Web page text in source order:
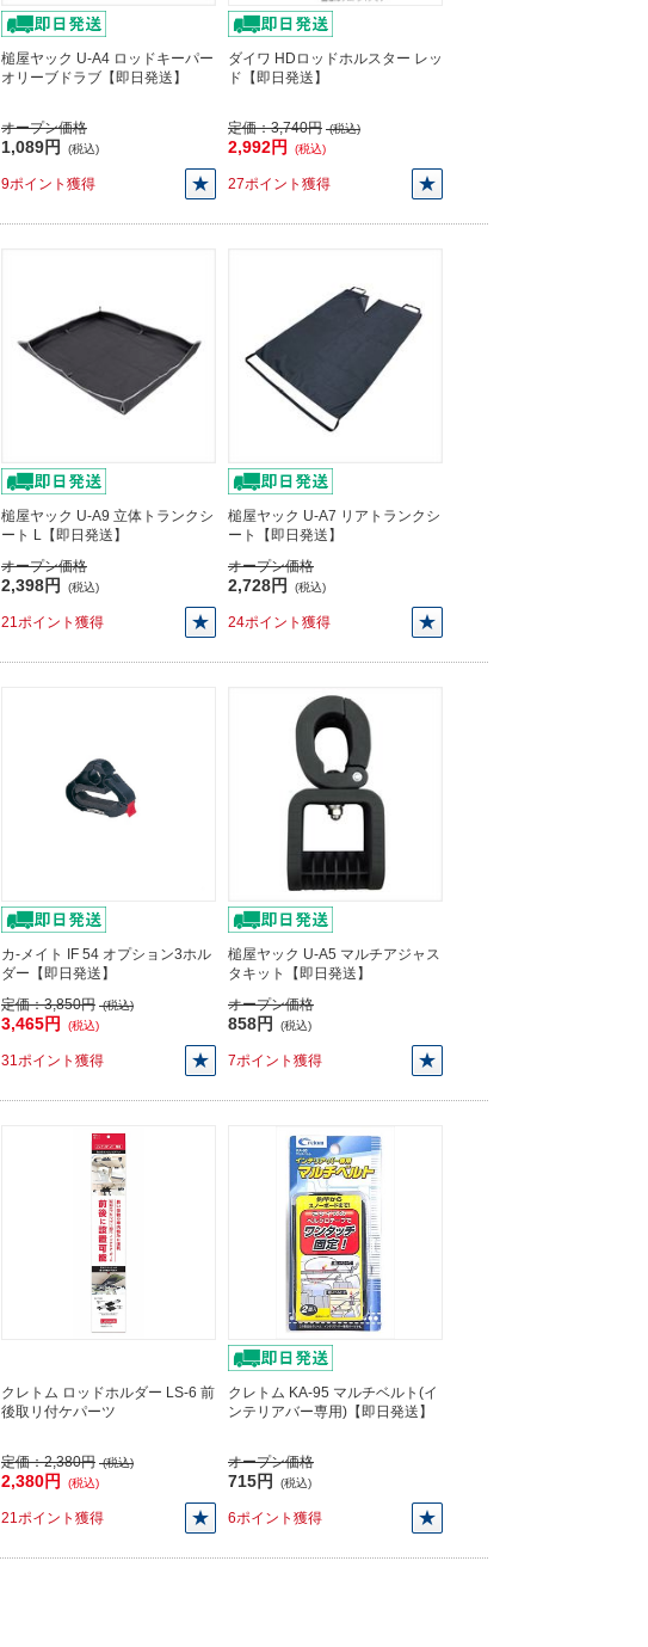
槌屋ヤック U-A4 ロッドキーパー
オリーブドラブ【即日発送】
オープン価格
1,089円 (税込)
9ポイント獲得
ダイワ HDロッドホルスター レッ
ド【即日発送】
定価：3,740円 (税込)
2,992円 (税込)
27ポイント獲得
槌屋ヤック U-A9 立体トランクシ
ート L【即日発送】
オープン価格
2,398円 (税込)
21ポイント獲得
槌屋ヤック U-A7 リアトランクシ
ート【即日発送】
オープン価格
2,728円 (税込)
24ポイント獲得
カ-メイト IF 54 オプション3ホル
ダー【即日発送】
定価：3,850円 (税込)
3,465円 (税込)
31ポイント獲得
槌屋ヤック U-A5 マルチアジャス
タキット【即日発送】
オープン価格
858円 (税込)
7ポイント獲得
クレトム ロッドホルダー LS-6 前
後取リ付ケパーツ
定価：2,380円 (税込)
2,380円 (税込)
21ポイント獲得
クレトム KA-95 マルチベルト(イ
ンテリアバー専用)【即日発送】
オープン価格
715円 (税込)
6ポイント獲得